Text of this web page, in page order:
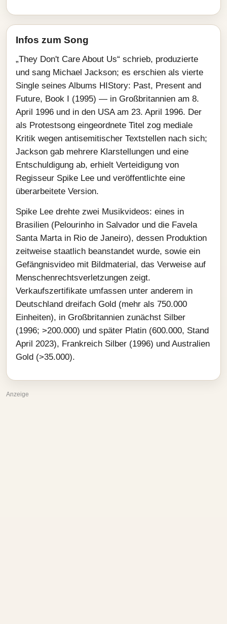
Infos zum Song
„They Don't Care About Us“ schrieb, produzierte
und sang Michael Jackson; es erschien als vierte
Single seines Albums HIStory: Past, Present and
Future, Book I (1995) — in Großbritannien am 8.
April 1996 und in den USA am 23. April 1996. Der
als Protestsong eingeordnete Titel zog mediale
Kritik wegen antisemitischer Textstellen nach sich;
Jackson gab mehrere Klarstellungen und eine
Entschuldigung ab, erhielt Verteidigung von
Regisseur Spike Lee und veröffentlichte eine
überarbeitete Version.
Spike Lee drehte zwei Musikvideos: eines in
Brasilien (Pelourinho in Salvador und die Favela
Santa Marta in Rio de Janeiro), dessen Produktion
zeitweise staatlich beanstandet wurde, sowie ein
Gefängnisvideo mit Bildmaterial, das Verweise auf
Menschenrechtsverletzungen zeigt.
Verkaufszertifikate umfassen unter anderem in
Deutschland dreifach Gold (mehr als 750.000
Einheiten), in Großbritannien zunächst Silber
(1996; >200.000) und später Platin (600.000, Stand
April 2023), Frankreich Silber (1996) und Australien
Gold (>35.000).
Anzeige